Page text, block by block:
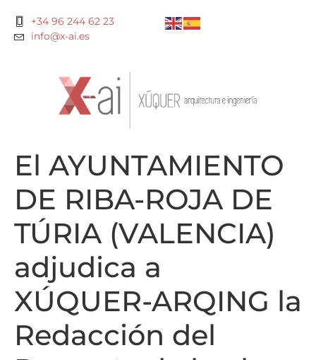
+34 96 244 62 23
info@x-ai.es
El AYUNTAMIENTO
DE RIBA-ROJA DE
TÚRIA (VALENCIA)
adjudica a
XÚQUER-ARQING la
Redacción del